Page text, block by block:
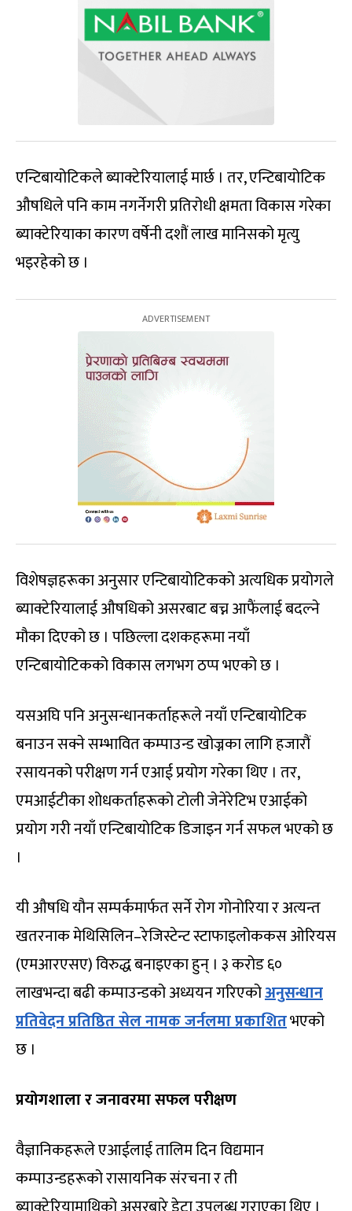
एन्टिबायोटिकले ब्याक्टेरियालाई मार्छ । तर, एन्टिबायोटिक
औषधिले पनि काम नगर्नेगरी प्रतिरोधी क्षमता विकास गरेका
ब्याक्टेरियाका कारण वर्षेनी दशौं लाख मानिसको मृत्यु
भइरहेको छ ।
विशेषज्ञहरूका अनुसार एन्टिबायोटिकको अत्यधिक प्रयोगले
ब्याक्टेरियालाई औषधिको असरबाट बच्न आफैंलाई बदल्ने
मौका दिएको छ । पछिल्ला दशकहरूमा नयाँ
एन्टिबायोटिकको विकास लगभग ठप्प भएको छ ।
यसअघि पनि अनुसन्धानकर्ताहरूले नयाँ एन्टिबायोटिक
बनाउन सक्ने सम्भावित कम्पाउन्ड खोज्नका लागि हजारौं
रसायनको परीक्षण गर्न एआई प्रयोग गरेका थिए । तर,
एमआईटीका शोधकर्ताहरूको टोली जेनेरेटिभ एआईको
प्रयोग गरी नयाँ एन्टिबायोटिक डिजाइन गर्न सफल भएको छ
।
यी औषधि यौन सम्पर्कमार्फत सर्ने रोग गोनोरिया र अत्यन्त
खतरनाक मेथिसिलिन–रेजिस्टेन्ट स्टाफाइलोककस ओरियस
(एमआरएसए) विरुद्ध बनाइएका हुन् । ३ करोड ६०
लाखभन्दा बढी कम्पाउन्डको अध्ययन गरिएकोअनुसन्धान
प्रतिवेदन प्रतिष्ठित सेल नामक जर्नलमा प्रकाशितभएको
छ ।
प्रयोगशाला र जनावरमा सफल परीक्षण
वैज्ञानिकहरूले एआईलाई तालिम दिन विद्यमान
कम्पाउन्डहरूको रासायनिक संरचना र ती